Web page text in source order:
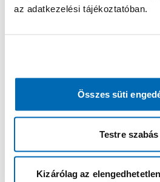
az adatkezelési tájékoztatóban.
Összes süti
Testre szabás
Kizárólag az